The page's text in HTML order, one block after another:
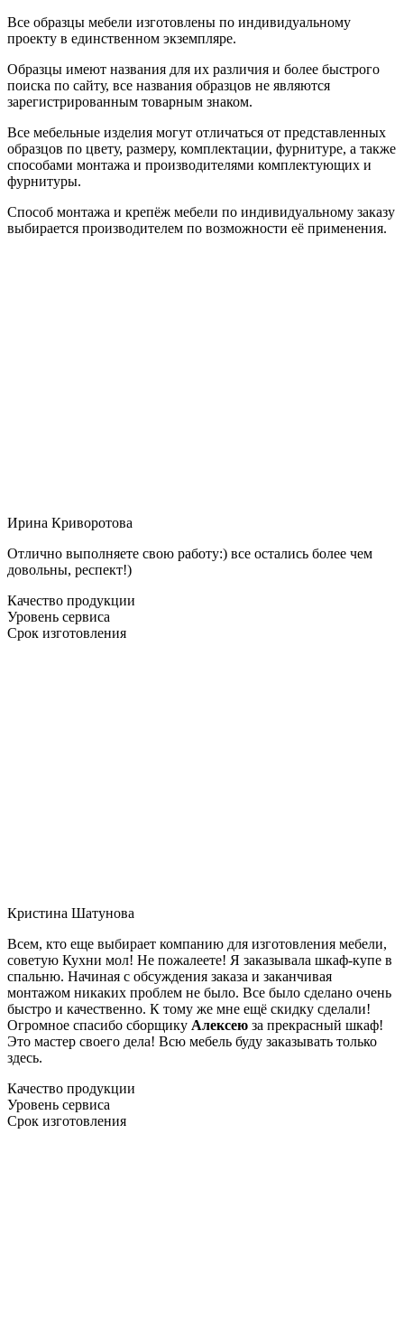
Все образцы мебели изготовлены по индивидуальному
проекту в единственном экземпляре.
Образцы имеют названия для их различия и более быстрого
поиска по сайту, все названия образцов не являются
зарегистрированным товарным знаком.
Все мебельные изделия могут отличаться от представленных
образцов по цвету, размеру, комплектации, фурнитуре, а также
способами монтажа и производителями комплектующих и
фурнитуры.
Способ монтажа и крепёж мебели по индивидуальному заказу
выбирается производителем по возможности её применения.
Ирина Криворотова
Отлично выполняете свою работу:) все остались более чем
довольны, респект!)
Качество продукции
Уровень сервиса
Срок изготовления
Кристина Шатунова
Всем, кто еще выбирает компанию для изготовления мебели,
советую Кухни мол! Не пожалеете! Я заказывала шкаф-купе в
спальню. Начиная с обсуждения заказа и заканчивая
монтажом никаких проблем не было. Все было сделано очень
быстро и качественно. К тому же мне ещё скидку сделали!
Огромное спасибо сборщику Алексею за прекрасный шкаф!
Это мастер своего дела! Всю мебель буду заказывать только
здесь.
Качество продукции
Уровень сервиса
Срок изготовления